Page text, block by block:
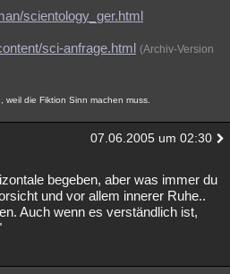
Esoterik Literatur
Gruppen Gaming Filme
Geschlossen
scientology_ger.html
sci-anfrage.html (Archiv-Version
weil die Fiktion Sinn machen muss.
07.06.2005 um 02:30
begeben, aber was immer du
und vor allem innerer Ruhe..
Auch wenn es verständlich ist,